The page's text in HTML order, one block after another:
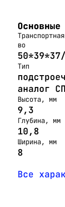
Основные
во
Тип
аналог
Высота, мм
9,3
Глубина, мм
10,8
Ширина, мм
8
Все